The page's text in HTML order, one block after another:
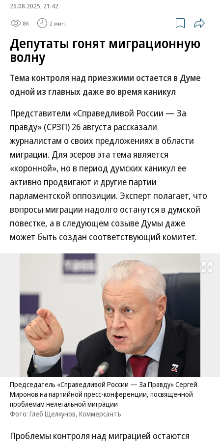
26.08.2025, 21:42
8K 2 мин.
Депутаты гонят миграционную
волну
Тема контроля над приезжими остается в Думе
одной из главных даже во время каникул
Представители «Справедливой России — За
правду» (СРЗП) 26 августа рассказали
журналистам о своих предложениях в области
миграции. Для эсеров эта тема является
«коронной», но в период думских каникул ее
активно продвигают и другие партии
парламентской оппозиции. Эксперт полагает, что
вопросы миграции надолго останутся в думской
повестке, а в следующем созыве Думы даже
может быть создан соответствующий комитет.
Развернуть
Председатель «Справедливой России — За Правду» Сергей
Миронов на партийной пресс-конференции, посвященной
проблемам нелегальной миграции
Фото: Глеб Щелкунов, Коммерсантъ
Проблемы контроля над миграцией остаются